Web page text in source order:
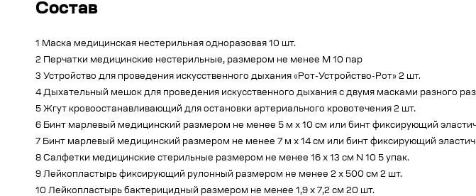
Состав
1 Маска медицинская нестерильная одноразовая 10 шт.
2 Перчатки медицинские нестерильные, размером не менее M 10 пар
3 Устройство для проведения искусственного дыхания «Рот-Устройство-Рот» 2 шт.
4 Дыхательный мешок для проведения искусственного дыхания с двумя масками разного
5 Жгут кровоостанавливающий для остановки артериального кровотечения 2 шт.
6 Бинт марлевый медицинский размером не менее 5 м x 10 см или бинт фиксирующий
7 Бинт марлевый медицинский размером не менее 7 м x 14 см или бинт фиксирующий
8 Салфетки медицинские стерильные размером не менее 16 x 13 см N 10 5 упак.
9 Лейкопластырь фиксирующий рулонный размером не менее 2 x 500 см 2 шт.
10 Лейкопластырь бактерицидный размером не менее 1,9 x 7,2 см 20 шт.